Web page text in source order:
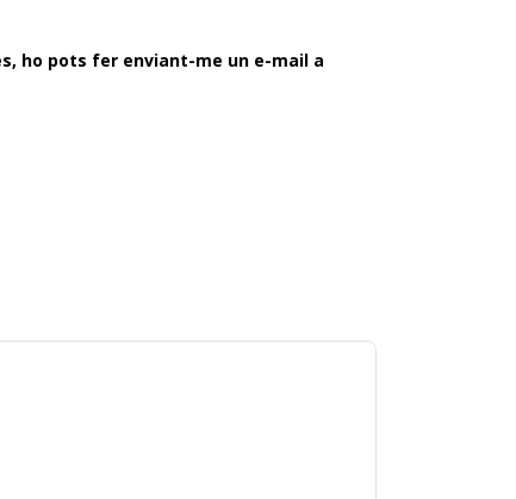
ho pots fer enviant-me un e-mail a